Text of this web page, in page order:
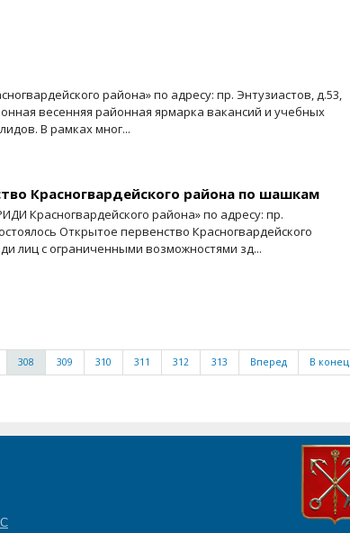
района» по адресу: пр. Энтузиастов, д.53,
весенняя районная ярмарка вакансий и учебных
В рамках мног...
Красногвардейского района по шашкам
Красногвардейского района» по адресу: пр.
Открытое первенство Красногвардейского
лиц с ограниченными возможностями зд...
308 309 310 311 312 313 Вперед В конец